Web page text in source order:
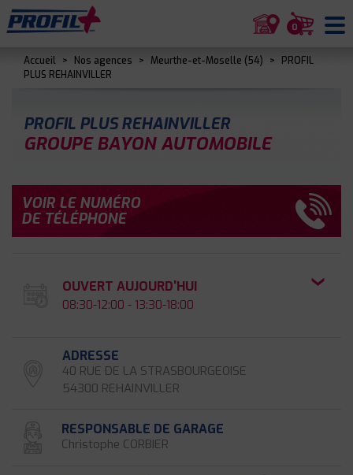
0
Accueil > Nos agences > Meurthe-et-Moselle (54) >
PROFIL
PLUS REHAINVILLER
PROFIL PLUS REHAINVILLER
GROUPE BAYON AUTOMOBILE
VOIR LE NUMÉRO
DE TÉLÉPHONE
OUVERT AUJOURD'HUI
08:30-12:00 - 13:30-18:00
ADRESSE
40 RUE DE LA STRASBOURGEOISE
54300 REHAINVILLER
RESPONSABLE DE GARAGE
Christophe CORBIER